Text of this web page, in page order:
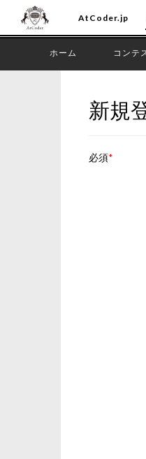
AtCoder.jp
ホーム コンテ
新規
必須